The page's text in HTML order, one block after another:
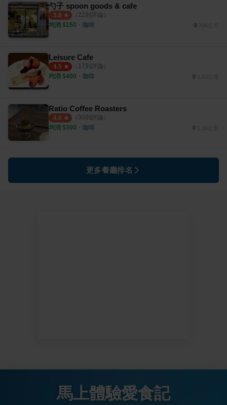
勺子 spoon goods & cafe
3.8 （ 22則評論）
均消 $150 ・ 咖啡
Leisure Cafe
4.5 （ 17則評論）
均消 $400 ・ 咖啡
Ratio Coffee Roasters
4.0 （ 30則評論）
均消 $300 ・ 咖啡
更多餐廳排名
馬上體驗愛食記